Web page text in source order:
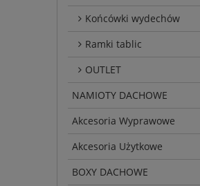
Końcówki wydechów
Ramki tablic
OUTLET
NAMIOTY DACHOWE
Akcesoria Wyprawowe
Akcesoria Użytkowe
BOXY DACHOWE